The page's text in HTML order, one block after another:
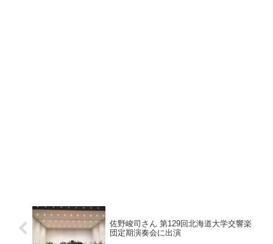
佐野峻司さん 第129回北海道大学交響楽
団定期演奏会に出演